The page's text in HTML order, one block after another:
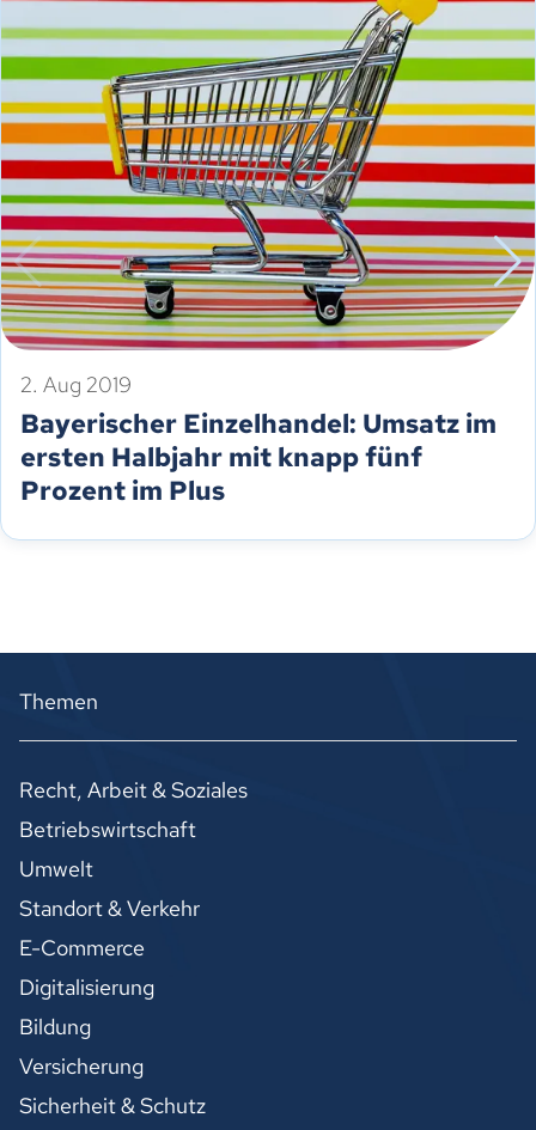
2. Aug 2019
Bayerischer Einzelhandel: Umsatz im
ersten Halbjahr mit knapp fünf
Prozent im Plus
Themen
Recht, Arbeit & Soziales
Betriebswirtschaft
Umwelt
Standort & Verkehr
E-Commerce
Digitalisierung
Bildung
Versicherung
Sicherheit & Schutz